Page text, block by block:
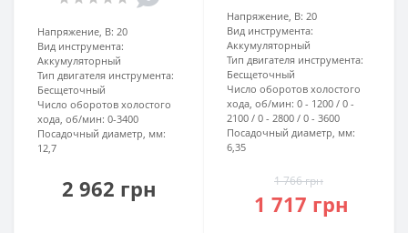
Напряжение, В: 20
Вид инструмента:
Аккумуляторный
Тип двигателя инструмента:
Бесщеточный
Число оборотов холостого
хода, об/мин: 0-3400
Посадочный диаметр, мм:
12,7
2 962 грн
Напряжение, В: 20
Вид инструмента:
Аккумуляторный
Тип двигателя инструмента:
Бесщеточный
Число оборотов холостого
хода, об/мин: 0 - 1200 / 0 -
2100 / 0 - 2800 / 0 - 3600
Посадочный диаметр, мм:
6,35
1 766 грн
1 717 грн